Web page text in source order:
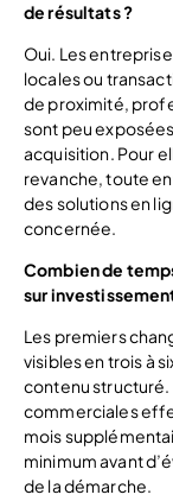
de résultats ?
Oui. Les
locales ou
de proximité,
sont peu
acquisition. Pour
revanche, toute
des solutions en
concernée.
Combien de
sur
Les premiers
visibles en trois à
contenu structuré.
commerciales
mois
minimum avant
de la démarche.